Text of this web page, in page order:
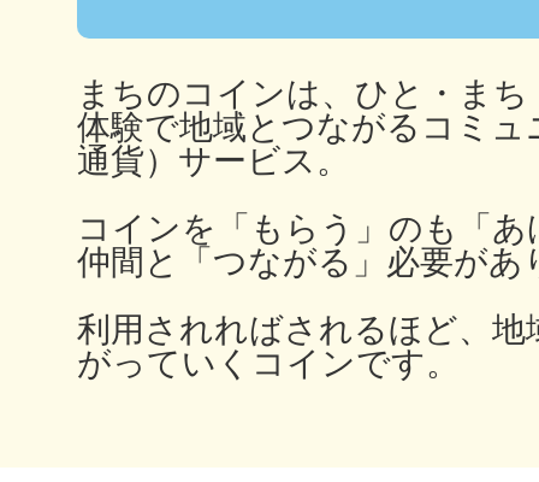
まちのコインは、ひと・ま
体験で地域とつながるコミュ
通貨）サービス。
コインを「もらう」のも「
仲間と「つながる」必要があ
利用されればされるほど、地
がっていくコインです。
多度津
厚木